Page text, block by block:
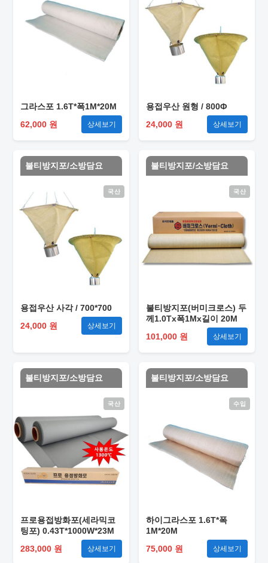
그라스포 1.6T*폭1M*20M
62,000 원
상세보기
용접우산 원형 / 800Φ
24,000 원
상세보기
불티방지포/소방담요
국산
용접우산 사각 / 700*700
24,000 원
상세보기
불티방지포/소방담요
국산
불티방지포(버미크로스) 두
께1.0Tx폭1Mx길이 20M
101,000 원
상세보기
불티방지포/소방담요
국산
프로용접방화포(세라믹코
팅포) 0.43T*1000W*23M
283,000 원
상세보기
불티방지포/소방담요
수입
하이그라스포 1.6T*폭
1M*20M
75,000 원
상세보기